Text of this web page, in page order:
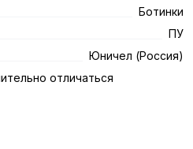
Ботинки
ПУ
Юничел (Россия)
отличаться